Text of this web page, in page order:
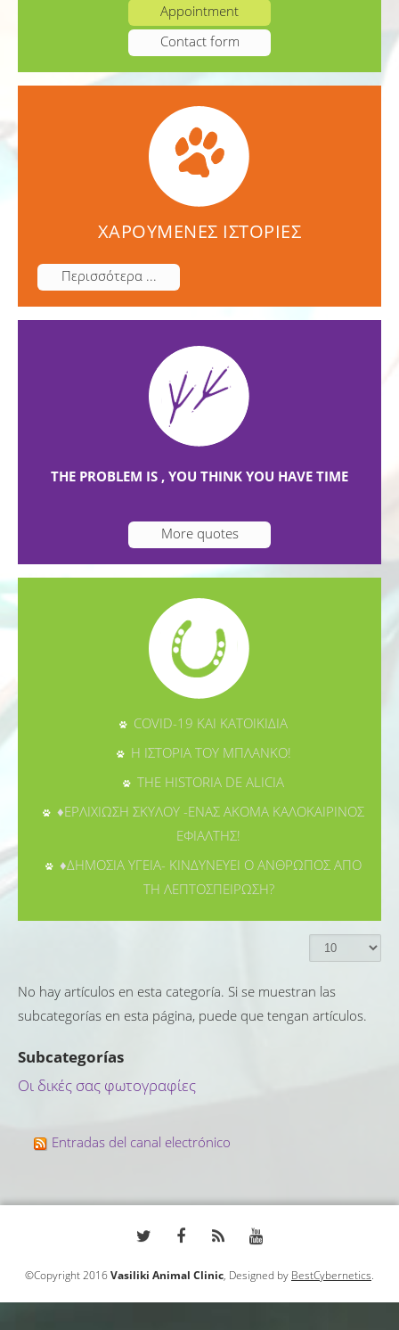
Appointment
Contact form
ΧΑΡΟΥΜΕΝΕΣ ΙΣΤΟΡΙΕΣ
Περισσότερα ...
THE PROBLEM IS , YOU THINK YOU HAVE TIME
More quotes
COVID-19 ΚΑΙ ΚΑΤΟΙΚΙΔΙΑ
Η ΙΣΤΟΡΙΑ ΤΟΥ ΜΠΛΑΝΚΟ!
THE HISTORIA DE ALICIA
♦ΕΡΛΙΧΙΩΣΗ ΣΚΥΛΟΥ -ΕΝΑΣ ΑΚΟΜΑ ΚΑΛΟΚΑΙΡΙΝΟΣ
ΕΦΙΑΛΤΗΣ!
♦ΔΗΜΟΣΙΑ ΥΓΕΙΑ- ΚΙΝΔΥΝΕΥΕΙ Ο ΑΝΘΡΩΠΟΣ ΑΠΟ
ΤΗ ΛΕΠΤΟΣΠΕΙΡΩΣΗ?
No hay artículos en esta categoría. Si se muestran las
subcategorías en esta página, puede que tengan artículos.
Subcategorías
Οι δικές σας φωτογραφίες
Entradas del canal electrónico
©Copyright 2016Vasiliki Animal Clinic, Designed by BestCybernetics.